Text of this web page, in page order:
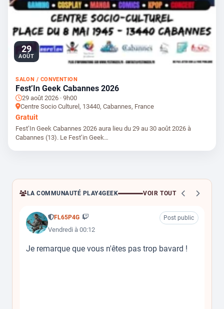
29
AOÛT
SALON / CONVENTION
Fest’In Geek Cabannes 2026
29 août 2026 · 9h00
Centre Socio Culturel, 13440, Cabannes, France
Gratuit
Fest’In Geek Cabannes 2026 aura lieu du 29 au 30 août 2026 à
Cabannes (13). Le Fest’in Geek…
LA COMMUNAUTÉ PLAY4GEEK VOIR TOUT
FL65P4G
Vendredi à 00:12
Post public
Je remarque que vous n'êtes pas trop bavard !